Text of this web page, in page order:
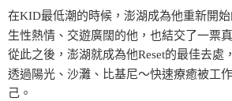
在KID最低潮的時候，澎湖成為他重新開始
生性熱情、交遊廣闊的他，也結交了一票
從此之後，澎湖就成為他Reset的最佳去處，
透過陽光、沙灘、比基尼～快速療癒被工
己。